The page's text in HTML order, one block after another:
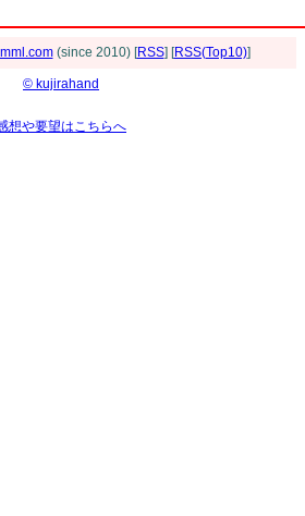
(since 2010) [RSS] [RSS(Top10)]
© kujirahand
想や要望はこちらへ